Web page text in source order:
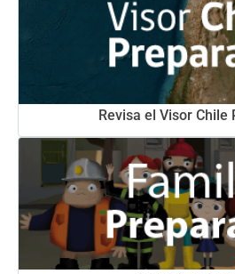
Revisa el Visor Chile